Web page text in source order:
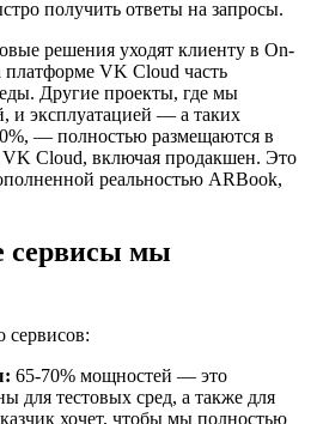
получить ответы на запросы.
решения уходят клиенту в On-
VK Cloud часть
Другие проекты, где мы
и эксплуатацией — а таких
— полностью размещаются в
VK Cloud, включая продакшен. Это
реальностью ARBook,
сервисы мы
сервисов:
65-70% мощностей — это
для тестовых сред, а также для
хочет, чтобы мы полностью